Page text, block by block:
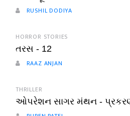
RUSHIL DODIYA
HORROR STORIES
તરસ - 12
RAAZ ANJAN
THRILLER
ઓપરેશન સાગર મંથન -